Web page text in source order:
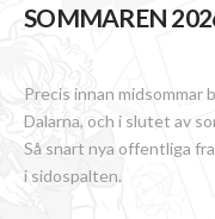
SOMMAREN
Precis innan midsommar
Dalarna, och i slutet av
Så snart nya offentliga
i sidospalten.